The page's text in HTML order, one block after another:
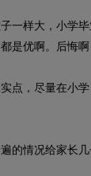
样大，小学毕
是优啊。后悔啊
，尽量在小学
情况给家长几